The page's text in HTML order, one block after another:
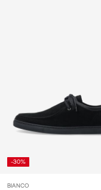
-30%
BIANCO